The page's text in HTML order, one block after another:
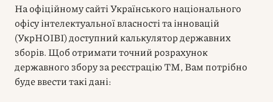
На офіційному сайті Українського національного
офісу інтелектуальної власності та інновацій
(УкрНОІВІ) доступний калькулятор державних
зборів. Щоб отримати точний розрахунок
державного збору за реєстрацію ТМ, Вам потрібно
буде ввести такі дані: